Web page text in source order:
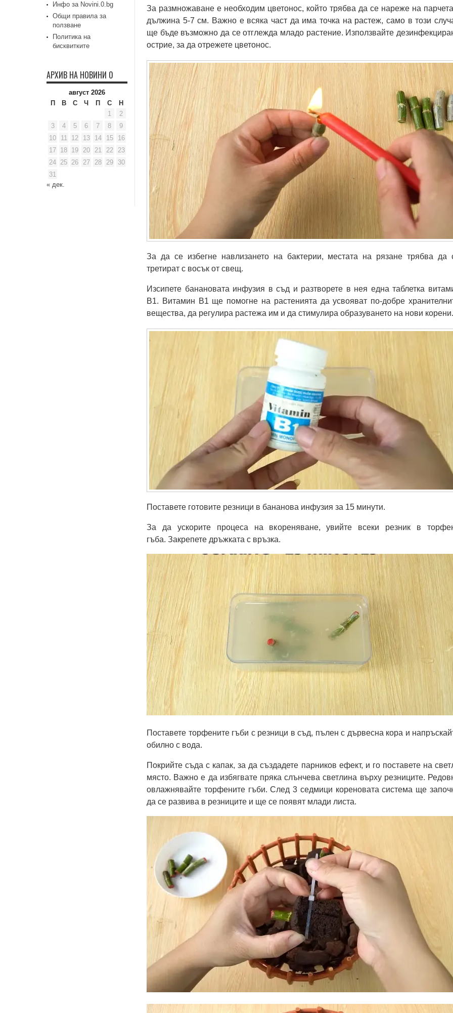
За размножаване е необходим цветонос, който трябва да се нареже на
дължина 5-7 см. Важно е всяка част да има точка на растеж, само в този
ще бъде възможно да се отглежда младо растение. Използвайте
острие, за да отрежете цветонос.
За да се избегне навлизането на бактерии, местата на рязане трябва да
третират с восък от свещ.
Изсипете банановата инфузия в съд и разтворете в нея една таблетка
В1. Витамин В1 ще помогне на растенията да усвояват по-добре
вещества, да регулира растежа им и да стимулира образуването на нови корени.
Поставете готовите резници в бананова инфузия за 15 минути.
За да ускорите процеса на вкореняване, увийте всеки резник в
гъба. Закрепете дръжката с връзка.
Поставете торфените гъби с резници в съд, пълен с дървесна кора и
обилно с вода.
Покрийте съда с капак, за да създадете парников ефект, и го поставете на
място. Важно е да избягвате пряка слънчева светлина върху резниците.
овлажнявайте торфените гъби. След 3 седмици кореновата система ще
да се развива в резниците и ще се появят млади листа.
Инфо за Novini.0.bg
Общи правила за
ползване
Политика на
бисквитките
АРХИВ НА НОВИНИ 0
август 2026
П
В С Ч П С
Н
1
2
3
4 5 6 7 8
9
10
11 12 13 14 15
16
17 18 19 20 21 22
23
24 25 26 27 28 29
30
31
« дек.